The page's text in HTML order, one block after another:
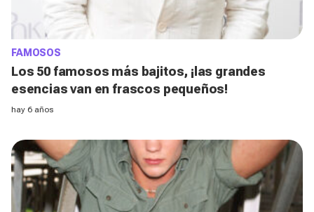
FAMOSOS
Los 50 famosos más bajitos, ¡las grandes
esencias van en frascos pequeños!
hay 6 años